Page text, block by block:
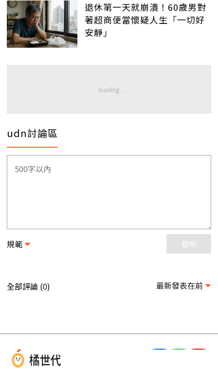
退休第一天就崩潰！60歲男對
著超商便當懷疑人生「一切好
安靜」
udn討論區
規範 發布
全部評論 (0) 最新發表在前